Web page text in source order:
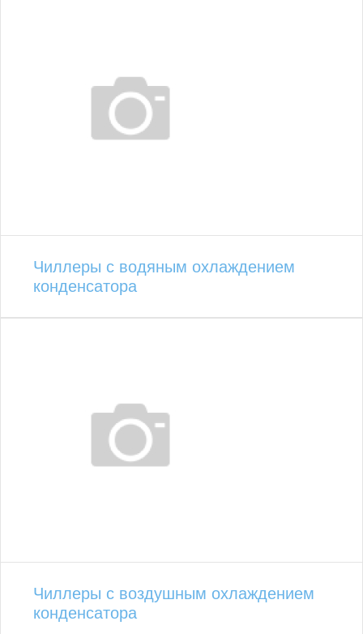
Чиллеры с водяным охлаждением
конденсатора
Чиллеры с воздушным охлаждением
конденсатора